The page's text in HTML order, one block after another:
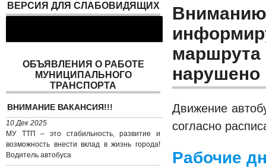
Вниманию
маршрута
нарушено
Движение
согласно
Рабочие
ВЕРСИЯ ДЛЯ СЛАБОВИДЯЩИХ
ОБЪЯВЛЕНИЯ О РАБОТЕ
МУНИЦИПАЛЬНОГО
ТРАНСПОРТА
ВНИМАНИЕ ВАКАНСИЯ!!!
10 Дек 2025
МУ ТТП – это стабильность, развитие и
возможность внести вклад в жизнь города!
Водитель автобуса